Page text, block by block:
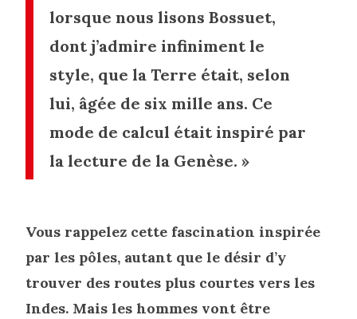
lorsque nous lisons Bossuet,
dont j’admire infiniment le
style, que la Terre était, selon
lui, âgée de six mille ans. Ce
mode de calcul était inspiré par
la lecture de la Genèse. »
Vous rappelez cette fascination inspirée
par les pôles, autant que le désir d’y
trouver des routes plus courtes vers les
Indes. Mais les hommes vont être